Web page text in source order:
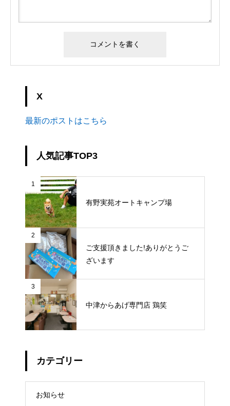
X
最新のポストはこちら
人気記事TOP3
1
有野実苑オートキャンプ場
2
ご支援頂きました!ありがとうご
ざいます
3
中津からあげ専門店 鶏笑
カテゴリー
お知らせ